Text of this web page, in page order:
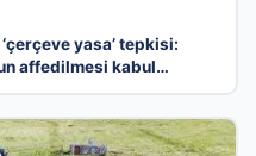
yasa’ tepkisi:
affedilmesi kabul